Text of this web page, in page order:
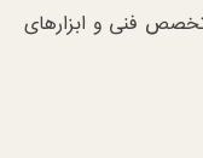
تخصص فنی و ابزارهای